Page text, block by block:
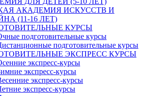
АКАДЕМИЯ ИСКУССТВ И
(11-16 ЛЕТ)
КУРСЫ
подготовительные курсы
подготовительные курсы
ЭКСПРЕСС КУРСЫ
экспресс-курсы
экспресс-курсы
экспресс-курсы
экспресс-курсы